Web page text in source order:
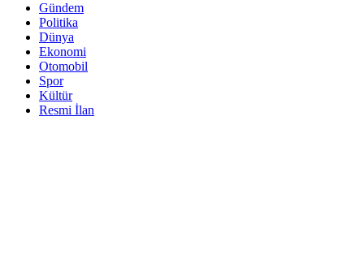
Gündem
Politika
Dünya
Ekonomi
Otomobil
Spor
Kültür
Resmi İlan